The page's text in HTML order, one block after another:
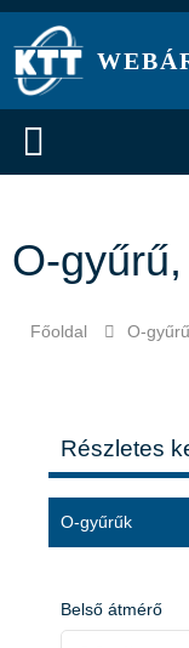
O-
Főoldal O-gyűrű
Részletes
O-gyűrűk
Belső átmérő